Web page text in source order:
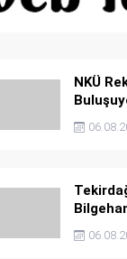
NKÜ
Ziyareti